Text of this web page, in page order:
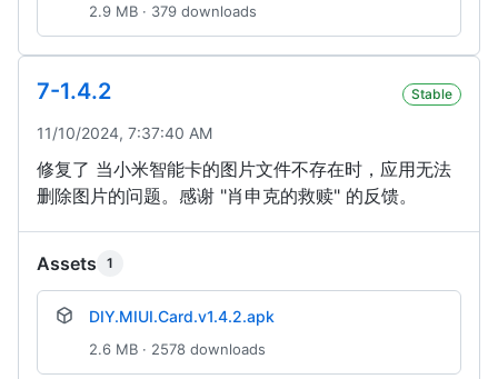
2.9 MB · 379 downloads
7-1.4.2 Stable
11/10/2024, 7:37:40 AM
修复了 当小米智能卡的图片文件不存在时，应用无法
删除图片的问题。感谢 "肖申克的救赎" 的反馈。
Assets 1
DIY.MIUI.Card.v1.4.2.apk
2.6 MB · 2578 downloads